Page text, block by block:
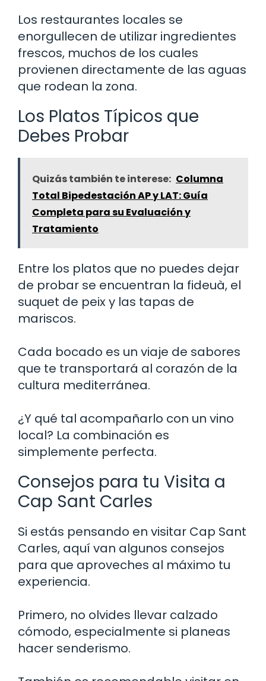
Los restaurantes locales se
enorgullecen de utilizar ingredientes
frescos, muchos de los cuales
provienen directamente de las aguas
que rodean la zona.
Los Platos Típicos que
Debes Probar
Quizás también te interese: Columna
Total Bipedestación AP y LAT: Guía
Completa para su Evaluación y
Tratamiento
Entre los platos que no puedes dejar
de probar se encuentran la fideuà, el
suquet de peix y las tapas de
mariscos.
Cada bocado es un viaje de sabores
que te transportará al corazón de la
cultura mediterránea.
¿Y qué tal acompañarlo con un vino
local? La combinación es
simplemente perfecta.
Consejos para tu Visita a
Cap Sant Carles
Si estás pensando en visitar Cap Sant
Carles, aquí van algunos consejos
para que aproveches al máximo tu
experiencia.
Primero, no olvides llevar calzado
cómodo, especialmente si planeas
hacer senderismo.